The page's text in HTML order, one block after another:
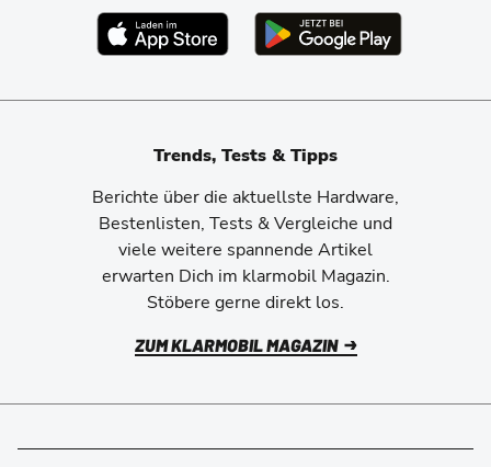
Trends, Tests & Tipps
Berichte über die aktuellste Hardware,
Bestenlisten, Tests & Vergleiche und
viele weitere spannende Artikel
erwarten Dich im klarmobil Magazin.
Stöbere gerne direkt los.
ZUM KLARMOBIL MAGAZIN